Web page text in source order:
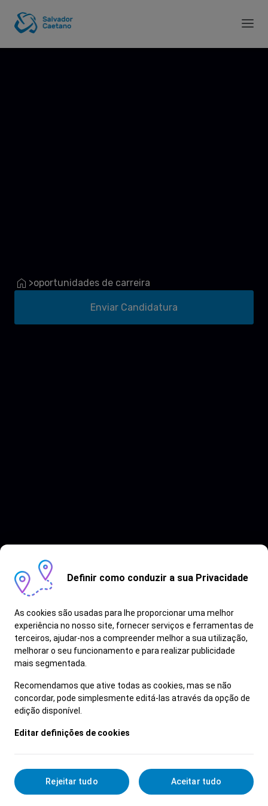
>oportunidades de carreira
Enviar Candidatura
Vagas semelhantes
Definir como conduzir a sua Privacidade
As cookies são usadas para lhe proporcionar uma melhor
experiência no nosso site, fornecer serviços e ferramentas de
terceiros, ajudar-nos a compreender melhor a sua utilização,
melhorar o seu funcionamento e para realizar publicidade
mais segmentada.
Recomendamos que ative todas as cookies, mas se não
concordar, pode simplesmente editá-las através da opção de
edição disponível.
Editar definições de cookies
Rejeitar tudo Aceitar tudo